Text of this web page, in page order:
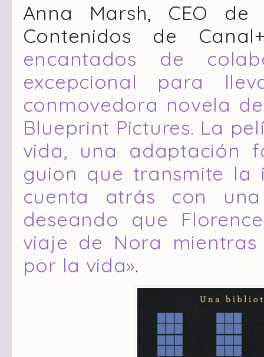
Anna Marsh, CEO
Contenidos de
encantados de
excepcional para
conmovedora novela
Blueprint Pictures. La
vida, una adaptación
guion que transmite la
cuenta atrás con
deseando que
viaje de Nora
por la vida».